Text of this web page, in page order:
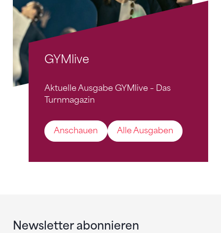
GYMlive
Aktuelle Ausgabe GYMlive – Das
Turnmagazin
Anschauen Alle Ausgaben
Newsletter abonnieren